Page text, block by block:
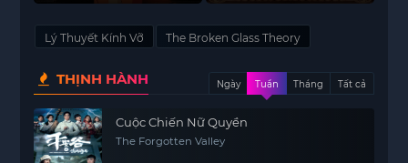
Lý Thuyết Kính Vỡ The Broken Glass Theory
THỊNH HÀNH Ngày Tuần Tháng Tất cả
Cuộc Chiến Nữ Quyền
The Forgotten Valley